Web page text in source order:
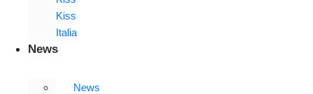
Kiss
Italia
News
News